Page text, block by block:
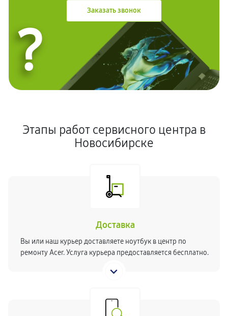
Заказать звонок
?
Этапы работ сервисного центра в
Новосибирске
Доставка
Вы или наш курьер доставляете ноутбук в центр по
ремонту Acer. Услуга курьера предоставляется бесплатно.